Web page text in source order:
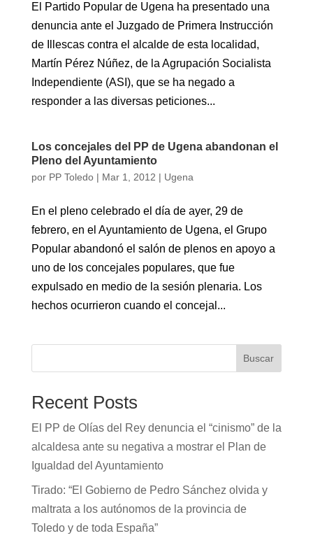
El Partido Popular de Ugena ha presentado una
denuncia ante el Juzgado de Primera Instrucción
de Illescas contra el alcalde de esta localidad,
Martín Pérez Núñez, de la Agrupación Socialista
Independiente (ASI), que se ha negado a
responder a las diversas peticiones...
Los concejales del PP de Ugena abandonan el
Pleno del Ayuntamiento
por PP Toledo| Mar 1, 2012 | Ugena
En el pleno celebrado el día de ayer, 29 de
febrero, en el Ayuntamiento de Ugena, el Grupo
Popular abandonó el salón de plenos en apoyo a
uno de los concejales populares, que fue
expulsado en medio de la sesión plenaria. Los
hechos ocurrieron cuando el concejal...
Buscar
Recent Posts
El PP de Olías del Rey denuncia el “cinismo” de la
alcaldesa ante su negativa a mostrar el Plan de
Igualdad del Ayuntamiento
Tirado: “El Gobierno de Pedro Sánchez olvida y
maltrata a los autónomos de la provincia de
Toledo y de toda España”